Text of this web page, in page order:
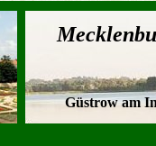
Güstrow am